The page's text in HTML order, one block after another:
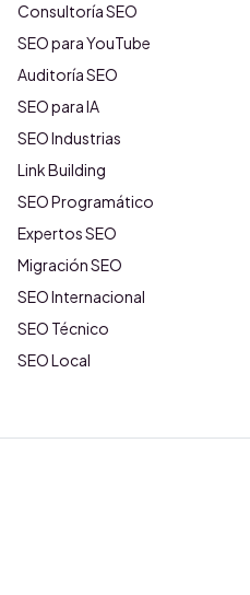
Consultoría SEO
SEO para YouTube
Auditoría SEO
SEO para IA
SEO Industrias
Link Building
SEO Programático
Expertos SEO
Migración SEO
SEO Internacional
SEO Técnico
SEO Local